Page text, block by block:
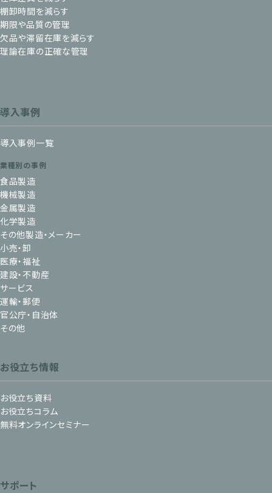
棚卸時間を減らす
期限や品質の管理
欠品や滞留在庫を減らす
理論在庫の正確な管理
導入事例
導入事例一覧
業種別の事例
食品製造
機械製造
金属製造
化学製造
その他製造・メーカー
小売・卸
医療・福祉
建設・不動産
サービス
運輸・郵便
官公庁・自治体
その他
お役立ち情報
お役立ち資料
お役立ちコラム
無料オンラインセミナー
サポート